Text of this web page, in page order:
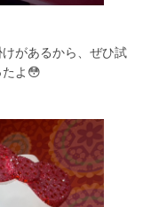
があるから、ぜひ試
たよ😳